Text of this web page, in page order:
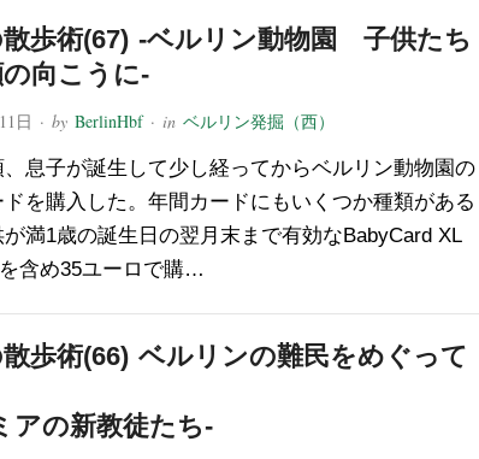
歩術(67) -ベルリン動物園 子供たち
向こうに-
日 · by BerlinHbf· in ベルリン発掘（西）
、息子が誕生して少し経ってからベルリン動物園の
を購入した。年間カードにもいくつか種類がある
満1歳の誕生日の翌月末まで有効なBabyCard XL
含め35ユーロで購…
歩術(66) ベルリンの難民をめぐって
アの新教徒たち-